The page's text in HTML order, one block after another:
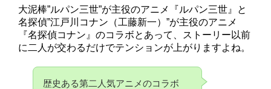
大泥棒”ルパン三世”が主役のアニメ『ルパン三世』と
名探偵”江戸川コナン（工藤新一）”が主役のアニメ
『名探偵コナン』のコラボとあって、ストーリー以前
に二人が交わるだけでテンションが上がりますよね。
歴史ある第二人気アニメのコラボ